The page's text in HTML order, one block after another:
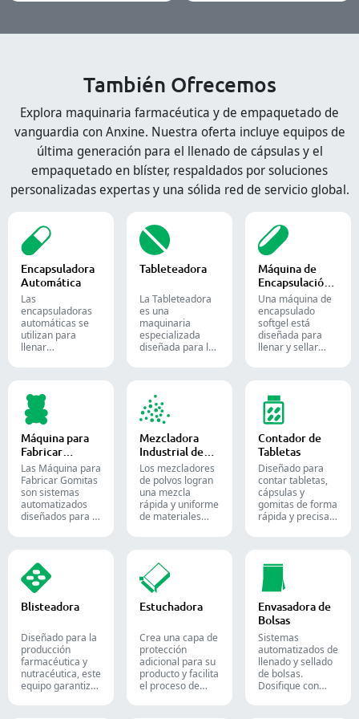
También Ofrecemos
Explora maquinaria farmacéutica y de empaquetado de
vanguardia con Anxine. Nuestra oferta incluye equipos de
última generación para el llenado de cápsulas y el
empaquetado en blíster, respaldados por soluciones
personalizadas expertas y una sólida red de servicio global.
Encapsuladora
Automática
Las
encapsuladoras
automáticas se
utilizan para
llenar
precisas de
polvos, gránulos,
pellets o líquidos
en la producción
farmacéutica y de
suplementos.
Tableteadora
La Tableteadora
es una
maquinaria
especializada
diseñada para la
Máquina de
Encapsulación
de Softgel
Una máquina de
encapsulado
softgel está
diseñada para
llenar y sellar
cápsulas blandas
de gelatina.
Máquina para
Fabricar
Gomitas
Las Máquina para
Fabricar Gomitas
son sistemas
automatizados
diseñados para la
goma, destinados
tanto a la
industria de la
confitería como a
la farmacéutica.
Mezcladora
Industrial de
Polvos
Los mezcladores
de polvos logran
una mezcla
rápida y uniforme
de materiales
las industrias
farmacéutica,
alimentaria y
química.
Contador de
Tabletas
Diseñado para
contar tabletas,
cápsulas y
gomitas de forma
rápida y precisa.
farmacéutico con
nuestras diversas
soluciones de
conteo para
formas sólidas.
Blisteadora
Diseñado para la
producción
farmacéutica y
nutracéutica, este
equipo garantiza
Estuchadora
Crea una capa de
protección
adicional para su
producto y facilita
el proceso de
Envasadora de
Bolsas
Sistemas
automatizados de
llenado y sellado
de bolsas.
Dosifique con